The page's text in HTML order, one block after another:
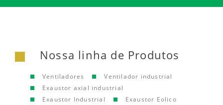
Nossa linha de Produtos
Ventiladores
Ventilador industrial
Exaustor axial industrial
Exaustor Industrial
Exaustor Eolico